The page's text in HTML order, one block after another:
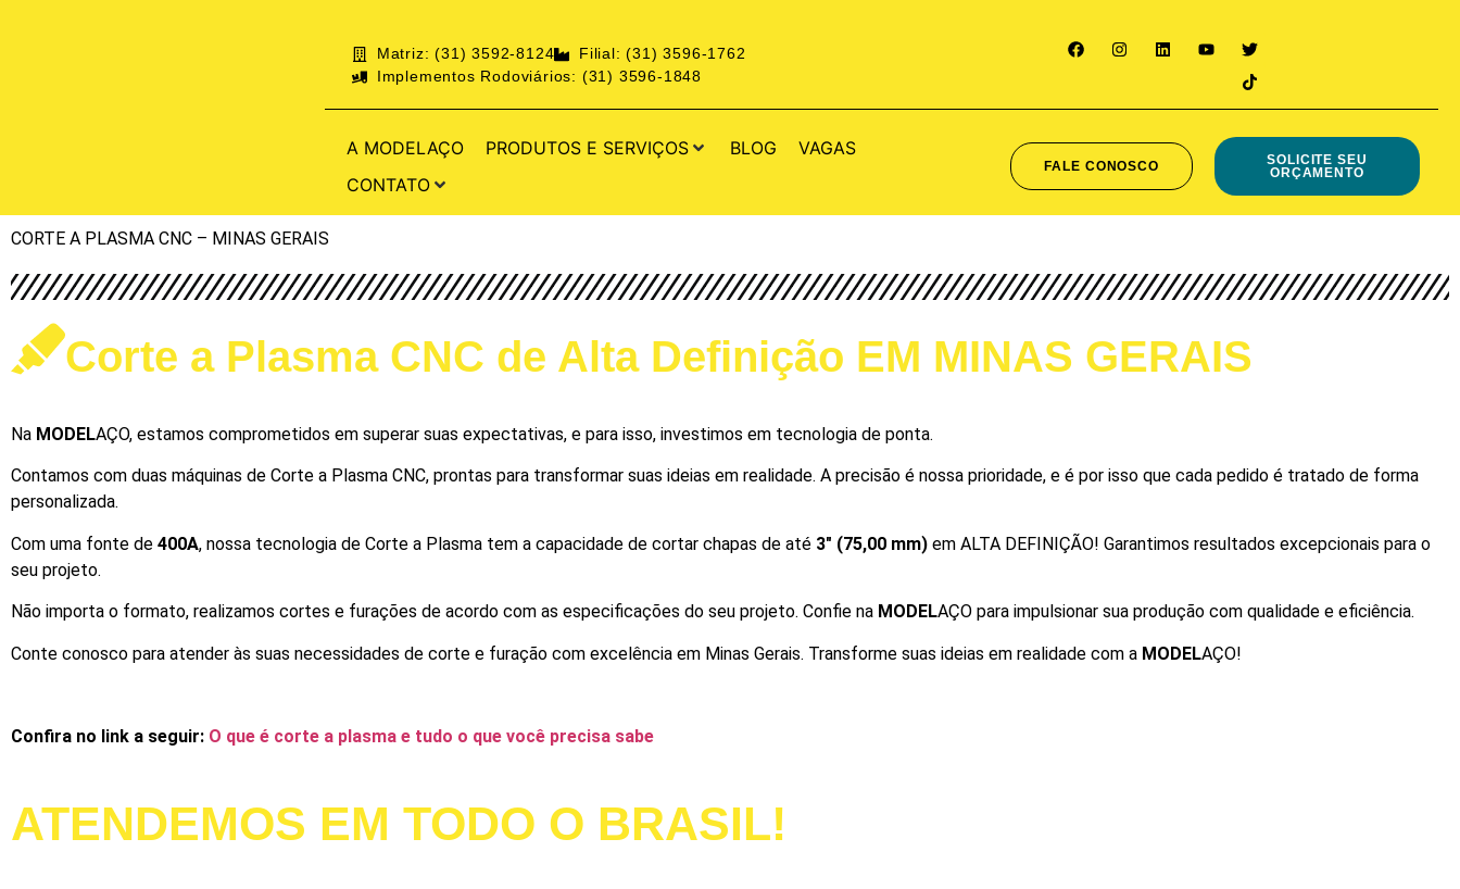
Matriz: (31) 3592-8124
Filial: (31) 3596-1762
Implementos Rodoviários: (31) 3596-1848
A MODELAÇO PRODUTOS E SERVIÇOS BLOG
VAGAS
CONTATO
FALE CONOSCO
SOLICITE SEU
ORÇAMENTO
CORTE A PLASMA CNC – MINAS GERAIS
Corte a Plasma CNC de Alta Definição EM MINAS GERAIS
Na MODELAÇO, estamos comprometidos em superar suas expectativas, e para isso, investimos em tecnologia de ponta.
Contamos com duas máquinas de Corte a Plasma CNC, prontas para transformar suas ideias em realidade. A precisão é nossa prioridade, e é por isso que cada pedido é tratado de forma
personalizada.
Com uma fonte de 400A, nossa tecnologia de Corte a Plasma tem a capacidade de cortar chapas de até 3″ (75,00 mm) em ALTA DEFINIÇÃO! Garantimos resultados excepcionais para o
seu projeto.
Não importa o formato, realizamos cortes e furações de acordo com as especificações do seu projeto. Confie na MODELAÇO para impulsionar sua produção com qualidade e eficiência.
Conte conosco para atender às suas necessidades de corte e furação com excelência em Minas Gerais. Transforme suas ideias em realidade com a MODELAÇO!
Confira no link a seguir: O que é corte a plasma e tudo o que você precisa sabe
ATENDEMOS EM TODO O BRASIL!